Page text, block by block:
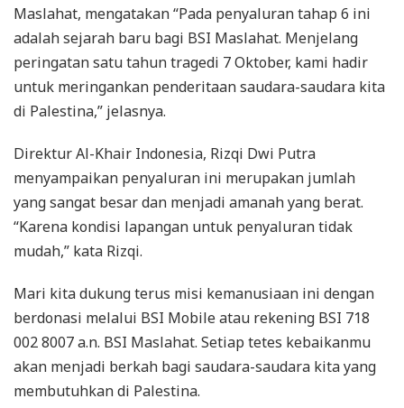
Maslahat, mengatakan “Pada penyaluran tahap 6 ini
adalah sejarah baru bagi BSI Maslahat. Menjelang
peringatan satu tahun tragedi 7 Oktober, kami hadir
untuk meringankan penderitaan saudara-saudara kita
di Palestina,” jelasnya.
Direktur Al-Khair Indonesia, Rizqi Dwi Putra
menyampaikan penyaluran ini merupakan jumlah
yang sangat besar dan menjadi amanah yang berat.
“Karena kondisi lapangan untuk penyaluran tidak
mudah,” kata Rizqi.
Mari kita dukung terus misi kemanusiaan ini dengan
berdonasi melalui BSI Mobile atau rekening BSI 718
002 8007 a.n. BSI Maslahat. Setiap tetes kebaikanmu
akan menjadi berkah bagi saudara-saudara kita yang
membutuhkan di Palestina.